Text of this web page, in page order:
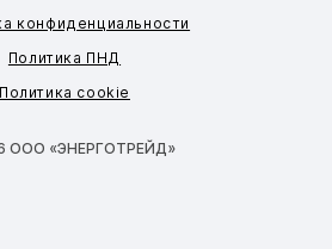
конфиденциальности
Политика ПНД
Политика cookie
ООО «ЭНЕРГОТРЕЙД»